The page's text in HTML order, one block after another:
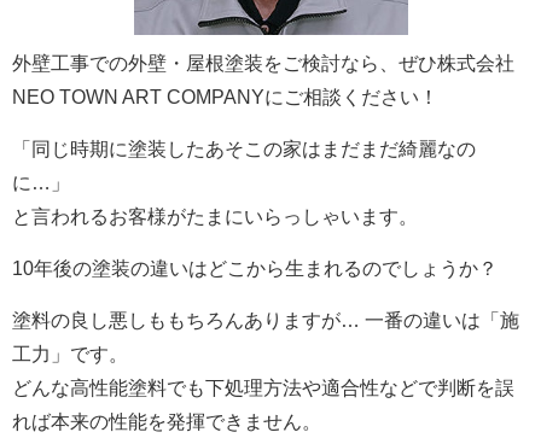
外壁工事での外壁・屋根塗装をご検討なら、ぜひ株式会社
NEO TOWN ART COMPANYにご相談ください！
「同じ時期に塗装したあそこの家はまだまだ綺麗なの
に…」
と言われるお客様がたまにいらっしゃいます。
10年後の塗装の違いはどこから生まれるのでしょうか？
塗料の良し悪しももちろんありますが… 一番の違いは「施
工力」です。
どんな高性能塗料でも下処理方法や適合性などで判断を誤
れば本来の性能を発揮できません。